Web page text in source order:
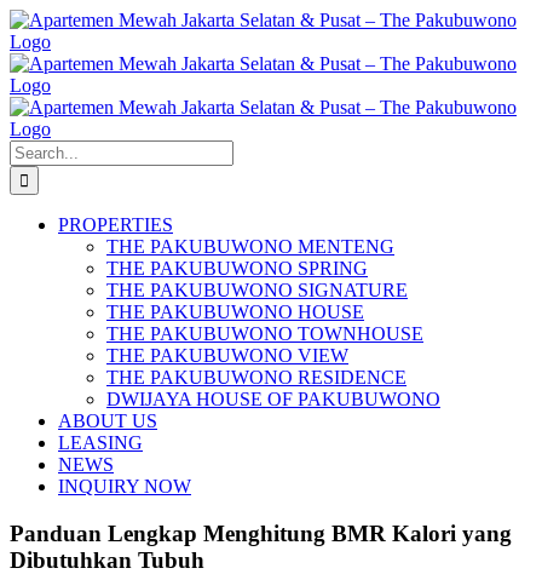
Skip
to
content
Search
for:
PROPERTIES
THE PAKUBUWONO MENTENG
THE PAKUBUWONO SPRING
THE PAKUBUWONO SIGNATURE
THE PAKUBUWONO HOUSE
THE PAKUBUWONO TOWNHOUSE
THE PAKUBUWONO VIEW
THE PAKUBUWONO RESIDENCE
DWIJAYA HOUSE OF PAKUBUWONO
ABOUT US
LEASING
NEWS
INQUIRY NOW
Panduan Lengkap Menghitung BMR Kalori yang
Dibutuhkan Tubuh